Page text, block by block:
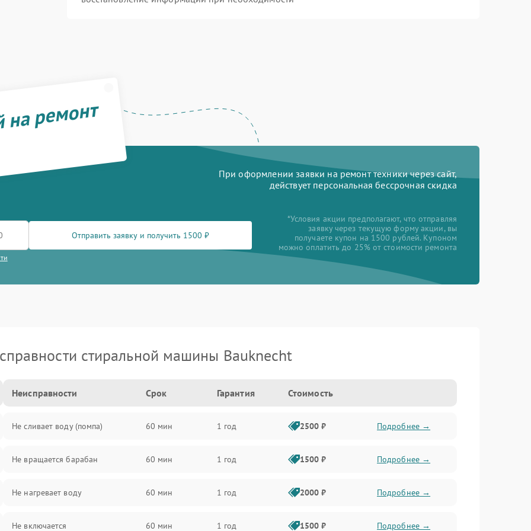
ремонт
При оформлении заявки на ремонт техники через сайт,
действует персональная бессрочная скидка
Отправить заявку и получить 1500 ₽
*Условия акции предполагают, что отправляя
заявку через текущую форму акции, вы
получаете купон на 1500 рублей. Купоном
можно оплатить до 25% от стоимости ремонта
стиральной машины Bauknecht
Неисправности Срок Гарантия Стоимость
Не сливает воду (помпа) 60 мин 1 год 2500 ₽ Подробнее →
Не вращается барабан 60 мин 1 год 1500 ₽ Подробнее →
Не нагревает воду 60 мин 1 год 2000 ₽ Подробнее →
Не включается 60 мин 1 год 1500 ₽ Подробнее →